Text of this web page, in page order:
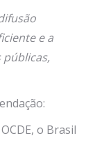
e a
o Brasil